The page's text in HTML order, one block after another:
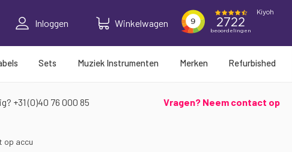
Inloggen Winkelwagen
Sets Muziek Instrumenten Merken Refurbished
+31 (0)40 76 000 85 Vragen? Neem contact op
op accu